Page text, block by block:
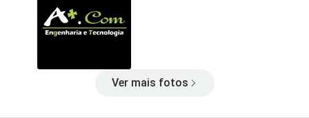
Ver mais fotos